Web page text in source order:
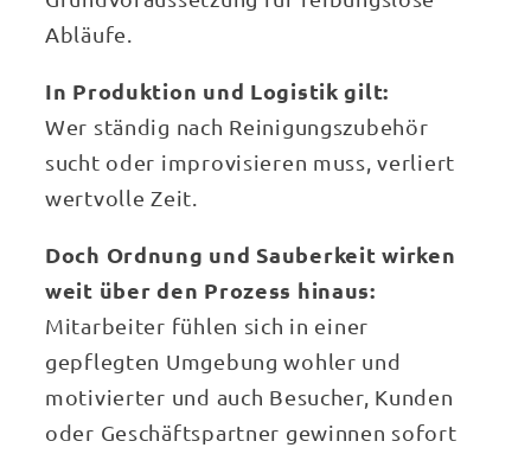
Abläufe.
In Produktion und Logistik gilt:
Wer ständig nach Reinigungszubehör
sucht oder improvisieren muss, verliert
wertvolle Zeit.
Doch Ordnung und Sauberkeit wirken
weit über den Prozess hinaus:
Mitarbeiter fühlen sich in einer
gepflegten Umgebung wohler und
motivierter und auch Besucher, Kunden
oder Geschäftspartner gewinnen sofort